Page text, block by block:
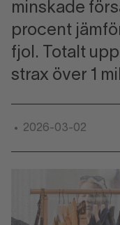
minskade
procent
fjol. Totalt
strax över 1
• 2026-03-02